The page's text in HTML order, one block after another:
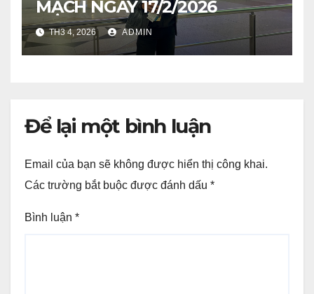
MẠCH NGÀY 17/2/2026
TH3 4, 2026 ADMIN
Để lại một bình luận
Email của bạn sẽ không được hiển thị công khai.
Các trường bắt buộc được đánh dấu *
Bình luận *